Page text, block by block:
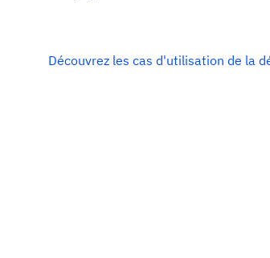
Découvrez les cas d'utilisation de la